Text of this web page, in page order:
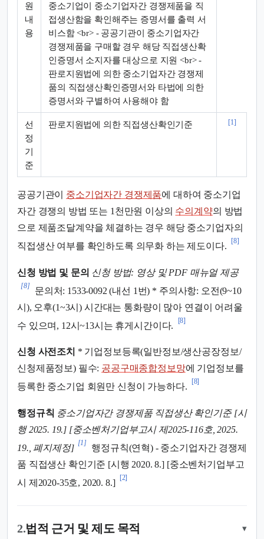
원
내
용
중소기업이 중소기업자간 경쟁제품을 직
접생산함을 확인해주는 증명서를 출력 서
비스함 <br> - 공공기관이 중소기업자간
경쟁제품을 구매할 경우 해당 직접생산확
인증명서 소지자를 대상으로 지원 <br> -
판로지원법에 의한 중소기업자간 경쟁제
품의 직접생산확인증명서와 타법에 의한
증명서와 구별하여 사용해야 함
선
정
기
준
판로지원법에 의한 직접생산확인기준 [1]
공공기관이 중소기업자간 경쟁제품에 대하여 중소기업
자간 경쟁의 방법 또는 1천만원 이상의 수의계약의 방법
으로 제품조달계약을 체결하는 경우 해당 중소기업자의
직접생산 여부를 확인하도록 의무화 하는 제도이다.
[8]
신청 방법 및 문의 신청 방법: 영상 및 PDF 매뉴얼 제공
[8]
문의처: 1533-0092 (내선 1번) * 주의사항: 오전(9~10
시), 오후(1~3시) 시간대는 통화량이 많아 연결이 어려울
수 있으며, 12시~13시는 휴게시간이다.
[8]
신청 사전조치 * 기업정보등록(일반정보/생산공장정보/
신청제품정보) 필수: 공공구매종합정보망에 기업정보를
등록한 중소기업 회원만 신청이 가능하다.
[8]
행정규칙 중소기업자간 경쟁제품 직접생산 확인기준 [시
행 2025. 19.] [중소벤처기업부고시 제2025-116호, 2025.
19., 폐지제정]
[1]
행정규칙(연혁) - 중소기업자간 경쟁제
품 직접생산 확인기준 [시행 2020. 8.] [중소벤처기업부고
시 제2020-35호, 2020. 8.]
[2]
2.법적 근거 및 제도 목적 ▾